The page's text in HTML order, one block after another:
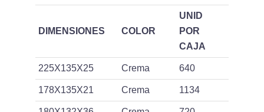
DIMENSIONES COLOR
UNID
POR
CAJA
225X135X25 Crema 640
178X135X21 Crema 1134